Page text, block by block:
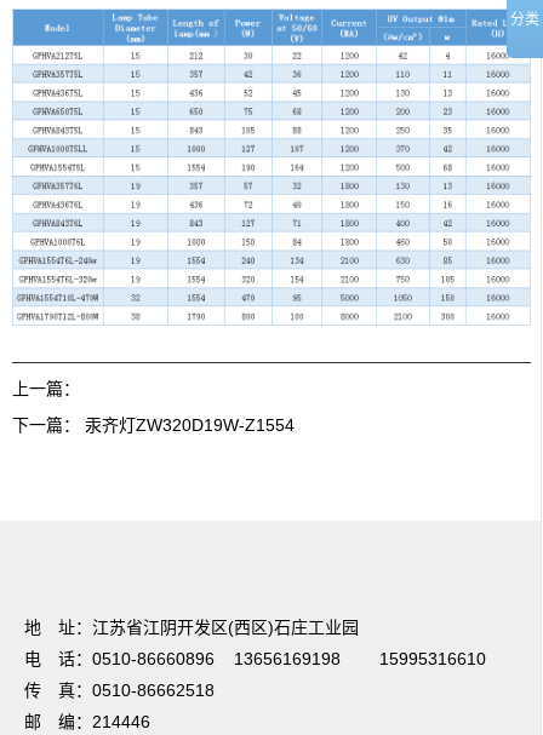
分类
上一篇：
下一篇： 汞齐灯ZW320D19W-Z1554
地 址：江苏省江阴开发区(西区)石庄工业园
电 话：0510-86660896 13656169198 15995316610
传 真：0510-86662518
邮 编：214446